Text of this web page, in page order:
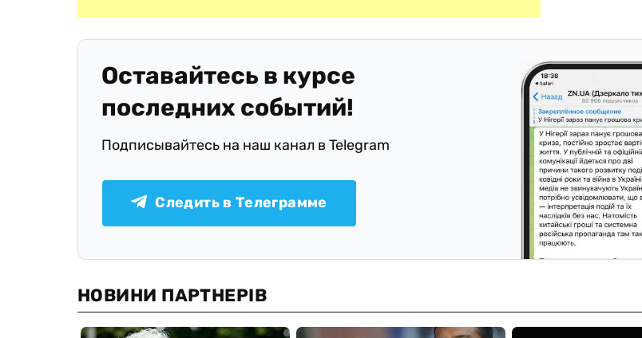
Оставайтесь в курсе
последних событий!
Подписывайтесь на наш канал в Telegram
Следить в Телеграмме